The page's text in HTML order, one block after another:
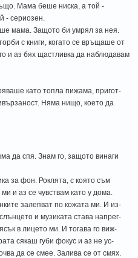
Мама беше ниска, а той -
- сериозен.
мама. Защото би умрял за нея.
с книги, когато се връщаше от
и аз бях щастливка да наблюдавам
като топла пижама, пригот-
Няма нищо, което да
да спя. Знам го, защото винаги
за фон. Роклята, с която съм
и аз се чувствам като у дома.
залепват по кожата ми. И из-
и музиката става напрег-
в лицето ми. И тогава го виж-
сякаш губи фокус и аз не ус-
да се смее. Залива се от смях.